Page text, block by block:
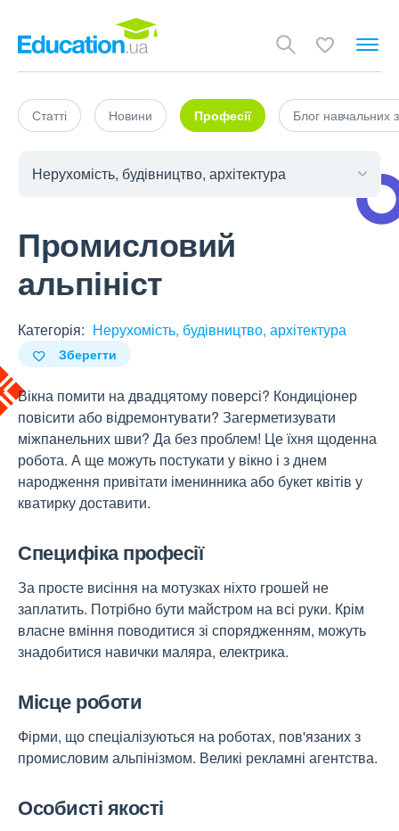
Статті Новини Професії Блог навчальних
Промисловий
альпініст
Категорія: Нерухомість, будівництво, архітектура
Зберегти
Вікна помити на двадцятому поверсі? Кондиціонер
повісити або відремонтувати? Загерметизувати
міжпанельних шви? Да без проблем! Це їхня щоденна
робота. А ще можуть постукати у вікно і з днем
народження привітати іменинника або букет квітів у
кватирку доставити.
Специфіка професії
За просте висіння на мотузках ніхто грошей не
заплатить. Потрібно бути майстром на всі руки. Крім
власне вміння поводитися зі спорядженням, можуть
знадобитися навички маляра, електрика.
Місце роботи
Фірми, що спеціалізуються на роботах, пов'язаних з
промисловим альпінізмом. Великі рекламні агентства.
Особисті якості